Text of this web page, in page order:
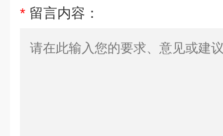
* 留言内容：